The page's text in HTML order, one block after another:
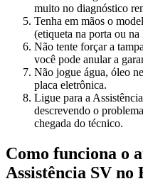
muito no diagnóstico
Tenha em mãos o
(etiqueta na porta ou na
Não tente forçar a
você pode anular a
Não jogue água, óleo
placa eletrônica.
Ligue para a
descrevendo o
chegada do técnico.
Como funciona o
Assistência SV no